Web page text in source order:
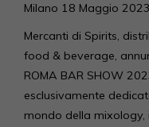
Milano 18 Maggio 2023
Mercanti di Spirits,
food & beverage,
ROMA BAR SHOW
esclusivamente
mondo della